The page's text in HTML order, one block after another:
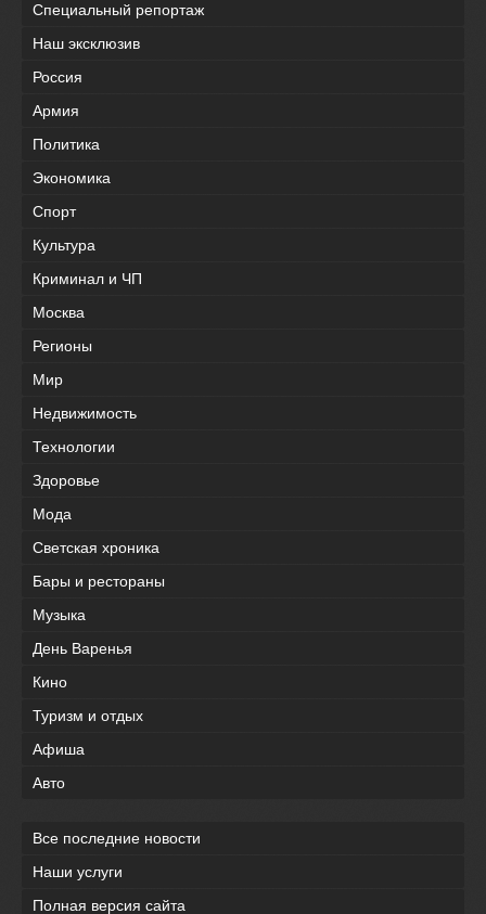
Специальный репортаж
Наш эксклюзив
Россия
Армия
Политика
Экономика
Спорт
Культура
Криминал и ЧП
Москва
Регионы
Мир
Недвижимость
Технологии
Здоровье
Мода
Светская хроника
Бары и рестораны
Музыка
День Варенья
Кино
Туризм и отдых
Афиша
Авто
Все последние новости
Наши услуги
Полная версия сайта